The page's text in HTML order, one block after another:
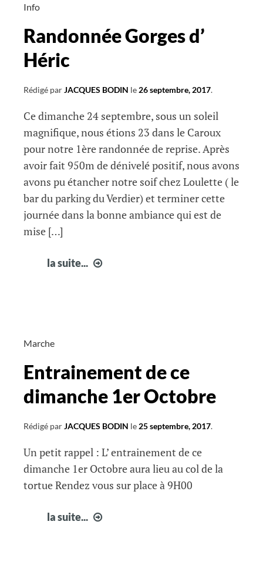
Info
Randonnée Gorges d’
Héric
Rédigé parJACQUES BODIN le 26 septembre, 2017.
Ce dimanche 24 septembre, sous un soleil
magnifique, nous étions 23 dans le Caroux
pour notre 1ère randonnée de reprise. Après
avoir fait 950m de dénivelé positif, nous avons
avons pu étancher notre soif chez Loulette ( le
bar du parking du Verdier) et terminer cette
journée dans la bonne ambiance qui est de
mise […]
la suite...
Marche
Entrainement de ce
dimanche 1er Octobre
Rédigé parJACQUES BODIN le 25 septembre, 2017.
Un petit rappel : L’ entrainement de ce
dimanche 1er Octobre aura lieu au col de la
tortue Rendez vous sur place à 9H00
la suite...